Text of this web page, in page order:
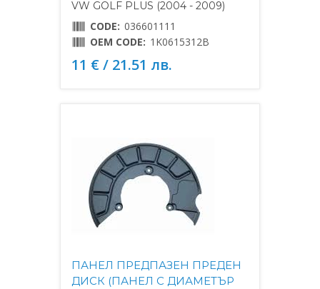
VW GOLF PLUS (2004 - 2009)
CODE: 036601111
OEM CODE: 1K0615312B
11 € / 21.51 лв.
ПАНЕЛ ПРЕДПАЗЕН ПРЕДЕН
ДИСК (ПАНЕЛ С ДИАМЕТЪР